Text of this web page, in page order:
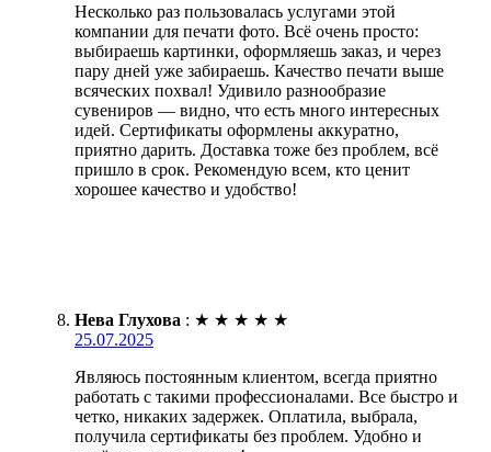
Несколько раз пользовалась услугами этой
компании для печати фото. Всё очень просто:
выбираешь картинки, оформляешь заказ, и через
пару дней уже забираешь. Качество печати выше
всяческих похвал! Удивило разнообразие
сувениров — видно, что есть много интересных
идей. Сертификаты оформлены аккуратно,
приятно дарить. Доставка тоже без проблем, всё
пришло в срок. Рекомендую всем, кто ценит
хорошее качество и удобство!
Нева Глухова : ★ ★ ★ ★ ★
25.07.2025
Являюсь постоянным клиентом, всегда приятно
работать с такими профессионалами. Все быстро и
четко, никаких задержек. Оплатила, выбрала,
получила сертификаты без проблем. Удобно и